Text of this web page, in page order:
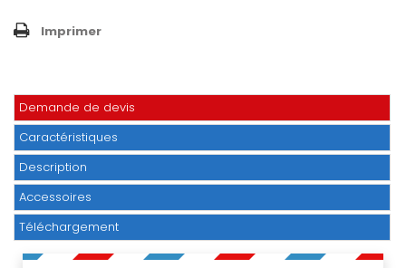
Imprimer
Demande de devis
Caractéristiques
Description
Accessoires
Téléchargement